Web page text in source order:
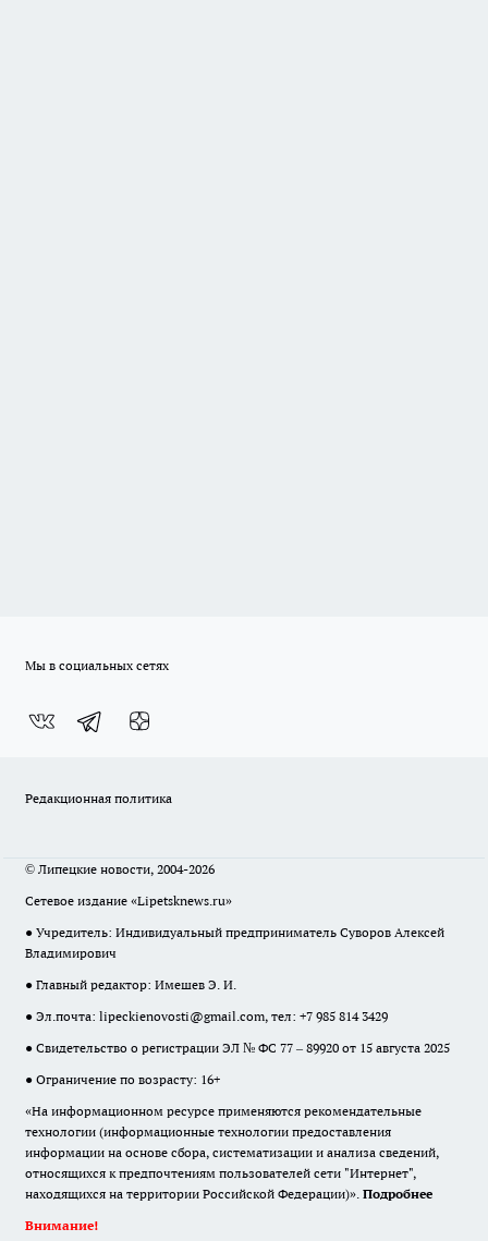
Мы в социальных сетях
Редакционная политика
© Липецкие новости, 2004-2026
Сетевое издание «Lipetsknews.ru»
● Учредитель: Индивидуальный предприниматель Суворов Алексей
Владимирович
● Главный редактор: Имешев Э. И.
● Эл.почта: lipeckienovosti@gmail.com, тел: +7 985 814 3429
● Свидетельство о регистрации ЭЛ № ФС 77 – 89920 от 15 августа 2025
● Ограничение по возрасту: 16+
«На информационном ресурсе применяются рекомендательные
технологии (информационные технологии предоставления
информации на основе сбора, систематизации и анализа сведений,
относящихся к предпочтениям пользователей сети "Интернет",
находящихся на территории Российской Федерации)». Подробнее
Внимание!